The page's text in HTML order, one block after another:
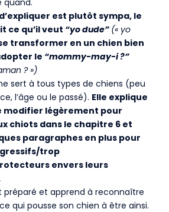
est plutôt sympa, le
ce qu’il veut “yo dude” (« yo
transformer en un chien bien
le “mommy-may-i ?”
? »)
sert à tous types de chiens (peu
l’âge ou le passé). Elle explique
modifier légèrement pour
chiots dans le chapitre 6 et
paragraphes en plus pour
trop
envers leurs
préparé et apprend à reconnaître
qui pousse son chien à être ainsi.